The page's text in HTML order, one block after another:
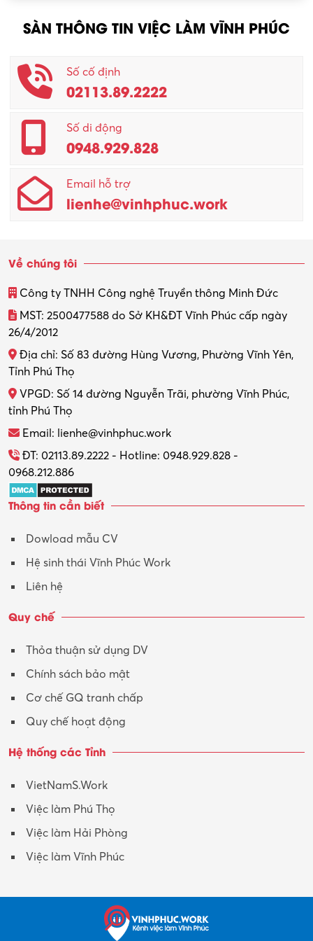
Nhân viên CSKH
Phục vụ khác
Promotion Girl (PG)
Quản lý – Giám đốc
Quản lý chất lượng – QC
Quản lý sản xuất
Quản trị kinh doanh
Thiết kế nội thất
Thợ máy – Ô tô – Xe máy
Thực tập
Tổ chức sự kiện – Quà tặng
Trợ lý
Tư vấn
Tư vấn – Kiến trúc
Y tế-Dược
SÀN THÔNG TIN VIỆC LÀM VĨNH PHÚC
Số cố định
02113.89.2222
Số di động
0948.929.828
Email hỗ trợ
lienhe@vinhphuc.work
Về chúng tôi
Công ty TNHH Công nghệ Truyền thông Minh Đức
MST: 2500477588 do Sở KH&ĐT Vĩnh Phúc cấp ngày
26/4/2012
Địa chỉ: Số 83 đường Hùng Vương, Phường Vĩnh Yên,
Tỉnh Phú Thọ
VPGD: Số 14 đường Nguyễn Trãi, phường Vĩnh Phúc,
tỉnh Phú Thọ
Email: lienhe@vinhphuc.work
ĐT: 02113.89.2222 - Hotline: 0948.929.828 -
0968.212.886
Thông tin cần biết
Dowload mẫu CV
Hệ sinh thái Vĩnh Phúc Work
Liên hệ
Quy chế
Thỏa thuận sử dụng DV
Chính sách bảo mật
Cơ chế GQ tranh chấp
Quy chế hoạt động
Hệ thống các Tỉnh
VietNamS.Work
Việc làm Phú Thọ
Việc làm Hải Phòng
Việc làm Vĩnh Phúc